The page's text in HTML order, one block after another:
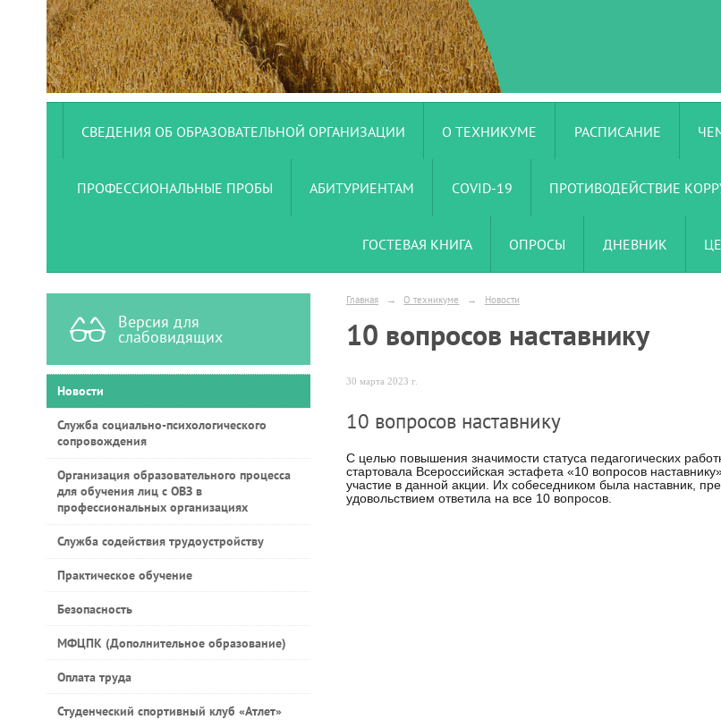
СВЕДЕНИЯ ОБ ОБРАЗОВАТЕЛЬНОЙ ОРГАНИЗАЦИИ О ТЕХНИКУМЕ РАСПИСАНИЕ
ПРОФЕССИОНАЛЬНЫЕ ПРОБЫ АБИТУРИЕНТАМ COVID-19 ПРОТИВОДЕЙСТВИЕ
ГОСТЕВАЯ КНИГА ОПРОСЫ ДНЕВНИК
Версия для
слабовидящих
Новости
Служба социально-психологического
сопровождения
Организация образовательного процесса
для обучения лиц с ОВЗ в
профессиональных организациях
Служба содействия трудоустройству
Практическое обучение
Безопасность
МФЦПК (Дополнительное образование)
Оплата труда
Студенческий спортивный клуб «Атлет»
Главная → О техникуме → Новости
10 вопросов наставнику
30 марта 2023 г.
10 вопросов наставнику
С целью повышения значимости статуса педагогических
стартовала Всероссийская эстафета «10 вопросов
участие в данной акции. Их собеседником была наставник,
удовольствием ответила на все 10 вопросов.